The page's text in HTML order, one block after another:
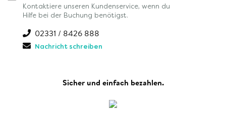
Kontaktiere unseren Kundenservice, wenn du
Hilfe bei der Buchung benötigst.
02331 / 8426 888
Nachricht schreiben
Sicher und einfach bezahlen.